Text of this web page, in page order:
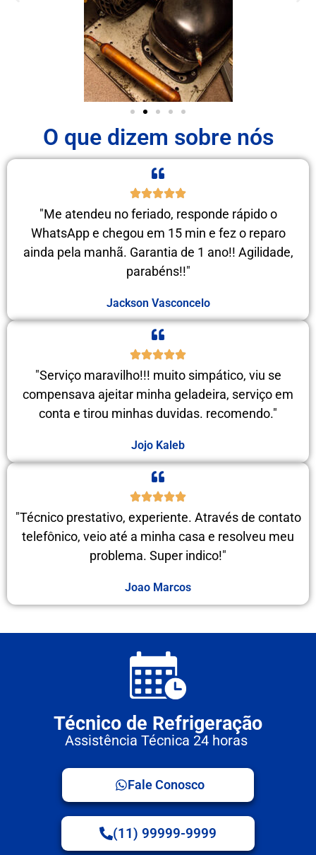
O que dizem sobre nós
"Me atendeu no feriado, responde rápido o
WhatsApp e chegou em 15 min e fez o reparo
ainda pela manhã. Garantia de 1 ano!! Agilidade,
parabéns!!"
Jackson Vasconcelo
"Serviço maravilho!!! muito simpático, viu se
compensava ajeitar minha geladeira, serviço em
conta e tirou minhas duvidas. recomendo."
Jojo Kaleb
"Técnico prestativo, experiente. Através de contato
telefônico, veio até a minha casa e resolveu meu
problema. Super indico!"
Joao Marcos
Técnico de Refrigeração
Assistência Técnica 24 horas
Fale Conosco
(11) 99999-9999